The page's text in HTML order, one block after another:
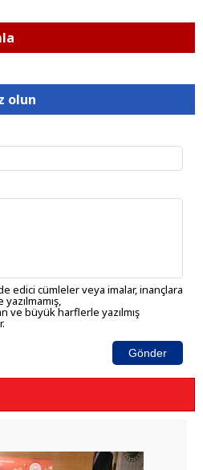
olun
edici cümleler veya imalar, inançlara
ve büyük harflerle yazılmış
Gönder